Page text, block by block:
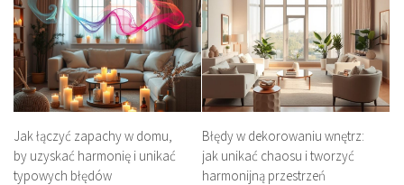
Jak łączyć zapachy w domu,
by uzyskać harmonię i unikać
typowych błędów
Błędy w dekorowaniu wnętrz:
jak unikać chaosu i tworzyć
harmonijną przestrzeń